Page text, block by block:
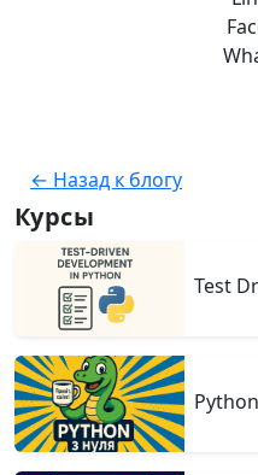
← Назад к блогу
Курсы
Test